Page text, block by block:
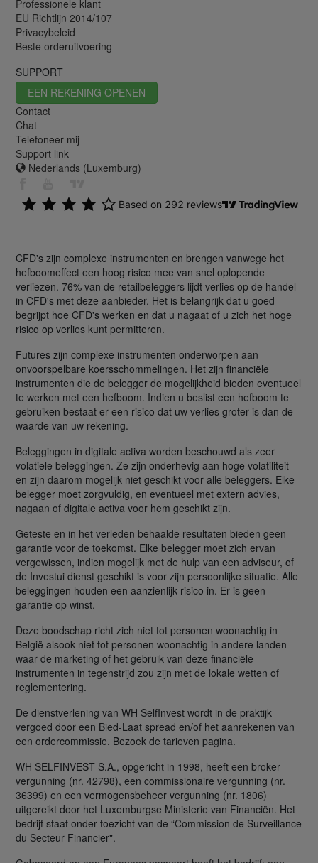
Professionele klant
EU Richtlijn 2014/107
Privacybeleid
Beste orderuitvoering
SUPPORT
EEN REKENING OPENEN
Contact
Chat
Telefoneer mij
Support link
Nederlands (Luxemburg)
CFD's zijn complexe instrumenten en brengen vanwege het
hefboomeffect een hoog risico mee van snel oplopende
verliezen. 76% van de retailbeleggers lijdt verlies op de handel
in CFD's met deze aanbieder. Het is belangrijk dat u goed
begrijpt hoe CFD's werken en dat u nagaat of u zich het hoge
risico op verlies kunt permitteren.
Futures zijn complexe instrumenten onderworpen aan
onvoorspelbare koersschommelingen. Het zijn financiële
instrumenten die de belegger de mogelijkheid bieden eventueel
te werken met een hefboom. Indien u beslist een hefboom te
gebruiken bestaat er een risico dat uw verlies groter is dan de
waarde van uw rekening.
Beleggingen in digitale activa worden beschouwd als zeer
volatiele beleggingen. Ze zijn onderhevig aan hoge volatiliteit
en zijn daarom mogelijk niet geschikt voor alle beleggers. Elke
belegger moet zorgvuldig, en eventueel met extern advies,
nagaan of digitale activa voor hem geschikt zijn.
Geteste en in het verleden behaalde resultaten bieden geen
garantie voor de toekomst. Elke belegger moet zich ervan
vergewissen, indien mogelijk met de hulp van een adviseur, of
de Investui dienst geschikt is voor zijn persoonlijke situatie. Alle
beleggingen houden een aanzienlijk risico in. Er is geen
garantie op winst.
Deze boodschap richt zich niet tot personen woonachtig in
België alsook niet tot personen woonachtig in andere landen
waar de marketing of het gebruik van deze financiële
instrumenten in tegenstrijd zou zijn met de lokale wetten of
reglementering.
De dienstverlening van WH SelfInvest wordt in de praktijk
vergoed door een Bied-Laat spread en/of het aanrekenen van
een ordercommissie. Bezoek de tarieven pagina.
WH SELFINVEST S.A., opgericht in 1998, heeft een broker
vergunning (nr. 42798), een commissionaire vergunning (nr.
36399) en een vermogensbeheer vergunning (nr. 1806)
uitgereikt door het Luxemburgse Ministerie van Financiën. Het
bedrijf staat onder toezicht van de “Commission de Surveillance
du Secteur Financier".